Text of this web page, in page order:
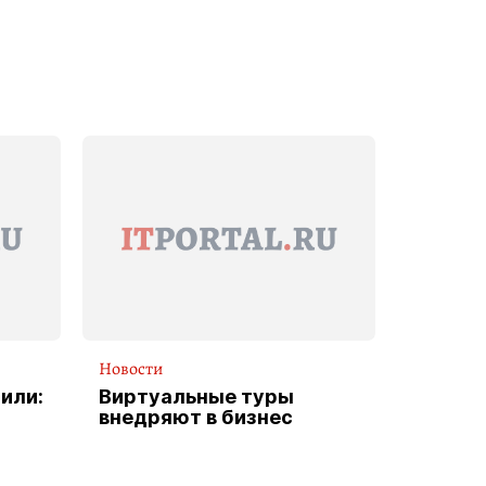
Новости
Виртуальные туры
внедряют в бизнес